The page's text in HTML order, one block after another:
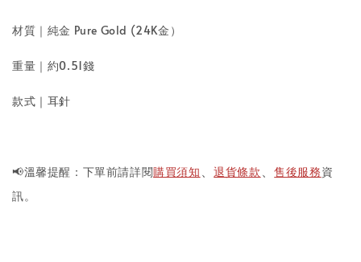
材質｜純金 Pure Gold (24K金）
重量｜約0.51錢
款式｜耳針
📢溫馨提醒：下單前請詳閱購買須知 、退貨條款 、售後服務資
訊。